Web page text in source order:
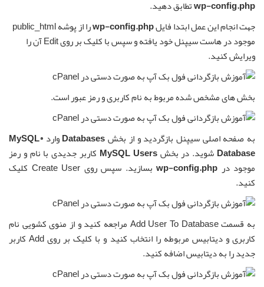
wp-config.phpتطابق دهید.
جهت انجام این عمل ابتدا فایل
را از پوشه public_html
موجود در هاست سیپنل خود یافته و سپس با کلیک بر روی Edit آن را
ویرایش کنید.
بخش های مشخص شده مربوط به نام کاربری و رمز عبور است.
به صفحه اصلی سیپنل بازگردید و از بخشDatabasesوارد MySQL®
Database شوید. در بخشMySQL Users کاربر جدیدی با نام و رمز
موجود در wp-config.php
بسازید. سپس روی Create User کلیک
کنید.
به قسمت Add User To Database مراجعه کنید و از منوی کشویی نام
کاربری و دیتابیس مربوطه را انتخاب کنید و با کلیک بر روی Add کاربر
جدید را به دیتابیس اضافه کنید.